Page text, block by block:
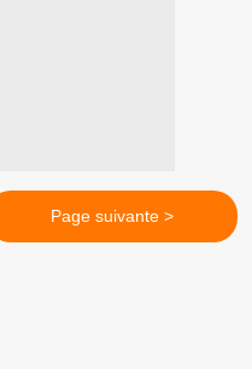
Page suivante >